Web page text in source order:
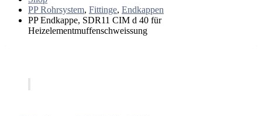
PP Rohrsystem, Fittinge, Endkappen
PP Endkappe, SDR11 CIM d 40 für
Heizelementmuffenschweissung